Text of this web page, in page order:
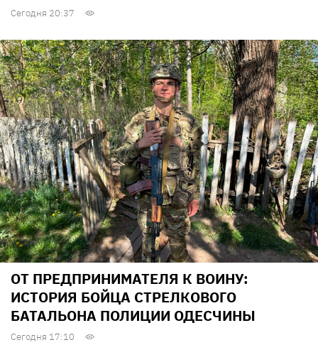
Сегодня 20:37
ОТ ПРЕДПРИНИМАТЕЛЯ К ВОИНУ:
ИСТОРИЯ БОЙЦА СТРЕЛКОВОГО
БАТАЛЬОНА ПОЛИЦИИ ОДЕСЧИНЫ
Сегодня 17:10